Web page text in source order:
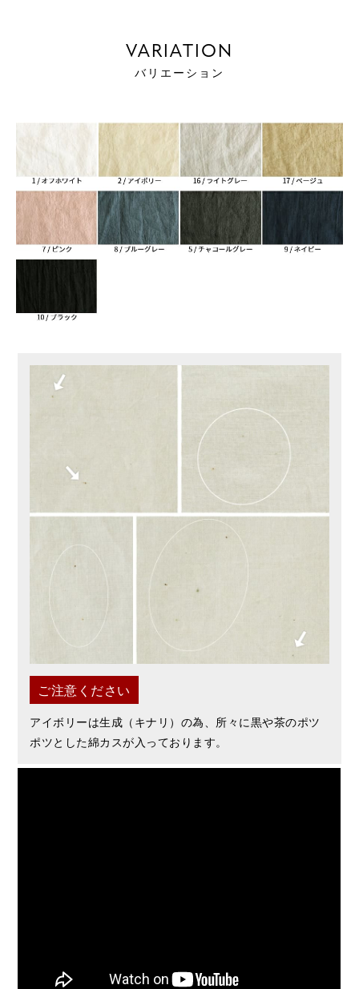
VARIATION
バリエーション
ご注意ください
アイボリーは生成（キナリ）の為、所々に黒や茶のポツ
ポツとした綿カスが入っております。